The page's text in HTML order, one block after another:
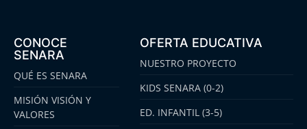
CONOCE
SENARA
QUÉ ES SENARA
MISIÓN VISIÓN Y
VALORES
OFERTA EDUCATIVA
NUESTRO PROYECTO
KIDS SENARA (0-2)
ED. INFANTIL (3-5)